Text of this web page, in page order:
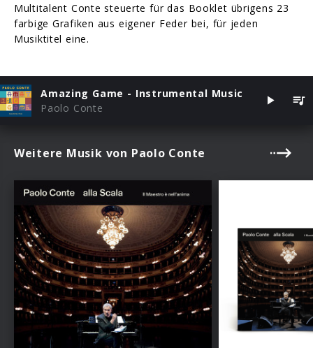
Multitalent Conte steuerte für das Booklet übrigens 23
farbige Grafiken aus eigener Feder bei, für jeden
Musiktitel eine.
Amazing Game - Instrumental Music
Paolo Conte
Weitere Musik von Paolo Conte